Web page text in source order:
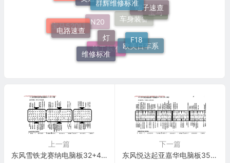
维修标准
施工标准
欧美日车系
F18
灯
电路速查
宝马520Li N20 车身装备
宝马
上一篇
东风雪铁龙赛纳电脑板32+48+32针 端子图
下一篇
东风悦达起亚嘉华电脑板35+26+28+30针 端子图